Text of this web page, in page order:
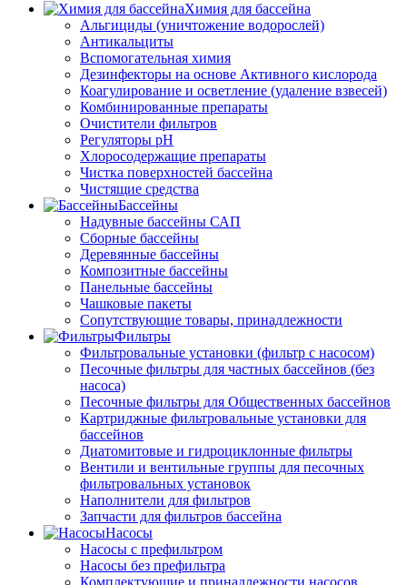
Химия для бассейна
Альгициды (уничтожение водорослей)
Антикальциты
Вспомогательная химия
Дезинфекторы на основе Активного кислорода
Коагулирование и осветление (удаление взвесей)
Комбинированные препараты
Очистители фильтров
Регуляторы pH
Хлоросодержащие препараты
Чистка поверхностей бассейна
Чистящие средства
Бассейны
Надувные бассейны САП
Сборные бассейны
Деревянные бассейны
Композитные бассейны
Панельные бассейны
Чашковые пакеты
Сопутствующие товары, принадлежности
Фильтры
Фильтровальные установки (фильтр с насосом)
Песочные фильтры для частных бассейнов (без
насоса)
Песочные фильтры для Общественных бассейнов
Картриджные фильтровальные установки для
бассейнов
Диатомитовые и гидроциклонные фильтры
Вентили и вентильные группы для песочных
фильтровальных установок
Наполнители для фильтров
Запчасти для фильтров бассейна
Насосы
Насосы с префильтром
Насосы без префильтра
Комплектующие и принадлежности насосов